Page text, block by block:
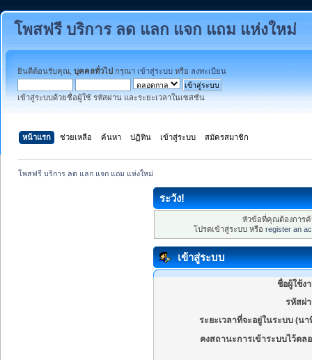
โพสฟรี บริการ ลด แลก แจก แถม แห่งใหม่
ยินดีต้อนรับคุณ, บุคคลทั่วไป กรุณา เข้าสู่ระบบ หรือ ลงทะเบียน
เข้าสู่ระบบด้วยชื่อผู้ใช้ รหัสผ่าน และระยะเวลาในเซสชั่น
หน้าแรก ช่วยเหลือ ค้นหา ปฏิทิน เข้าสู่ระบบ สมัครสมาชิก
โพสฟรี บริการ ลด แลก แจก แถม แห่งใหม่
ระวัง!
หัวข้อที่คุณต้องการ
โปรดเข้าสู่ระบบ หรือ register an
เข้าสู่ระบบ
ชื่อผู้ใช้ง
รหัสผ่
ระยะเวลาที่จะอยู่ในระบบ (นา
คงสถานะการเข้าระบบไว้ตล